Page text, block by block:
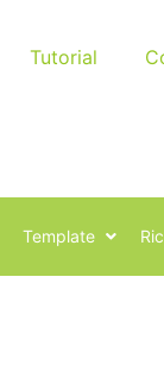
Tutorial
Template